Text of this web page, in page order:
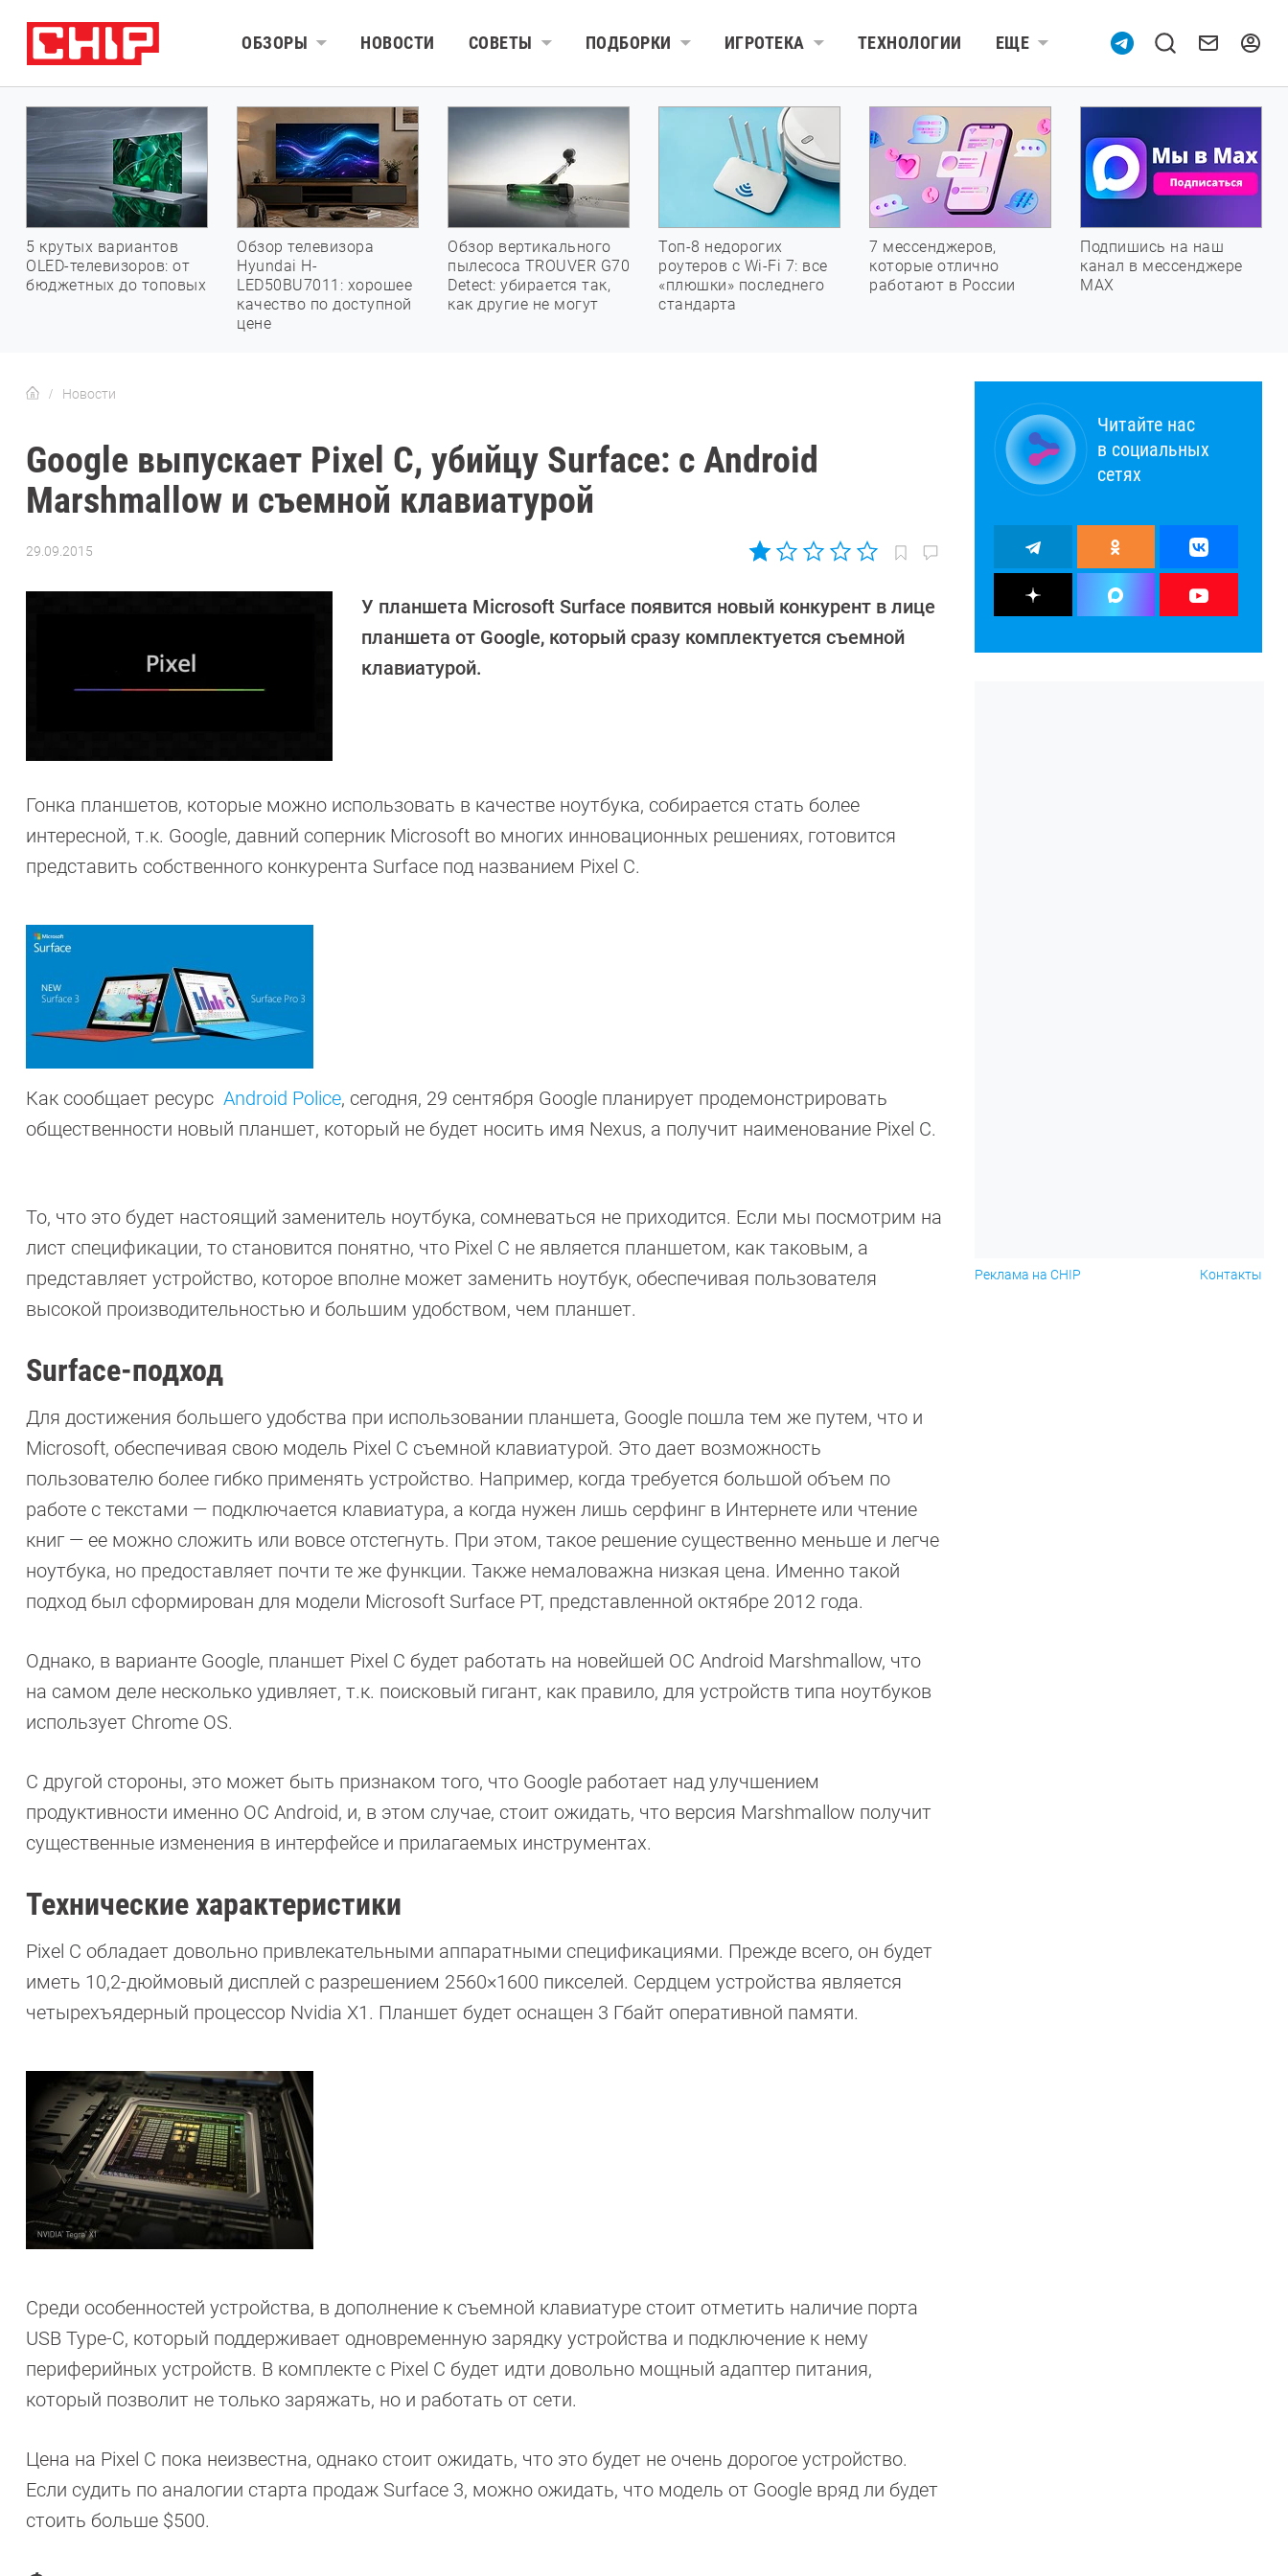
ОБЗОРЫ НОВОСТИ СОВЕТЫ ПОДБОРКИ ИГРОТЕКА ТЕХНОЛОГИИ ЕЩЕ
5 крутых вариантов
OLED-телевизоров: от
бюджетных до топовых
Обзор телевизора
Hyundai H-
LED50BU7011: хорошее
качество по доступной
цене
Обзор вертикального
пылесоса TROUVER G70
Detect: убирается так,
как другие не могут
Топ-8 недорогих
роутеров с Wi-Fi 7: все
«плюшки» последнего
стандарта
7 мессенджеров,
которые отлично
работают в России
Подпишись на наш
канал в мессенджере
МАХ
Новости
Google выпускает Pixel C, убийцу Surface: с Android
Marshmallow и съемной клавиатурой
29.09.2015
У планшета Microsoft Surface появится новый конкурент в лице
планшета от Google, который сразу комплектуется съемной
клавиатурой.
Гонка планшетов, которые можно использовать в качестве ноутбука, собирается стать более
интересной, т.к. Google, давний соперник Microsoft во многих инновационных решениях, готовится
представить собственного конкурента Surface под названием Pixel С.
Как сообщает ресурс Android Police, сегодня, 29 сентября Google планирует продемонстрировать
общественности новый планшет, который не будет носить имя Nexus, а получит наименование Pixel C.
То, что это будет настоящий заменитель ноутбука, сомневаться не приходится. Если мы посмотрим на
лист спецификации, то становится понятно, что Pixel С не является планшетом, как таковым, а
представляет устройство, которое вполне может заменить ноутбук, обеспечивая пользователя
высокой производительностью и большим удобством, чем планшет.
Surface-подход
Для достижения большего удобства при использовании планшета, Google пошла тем же путем, что и
Microsoft, обеспечивая свою модель Pixel С съемной клавиатурой. Это дает возможность
пользователю более гибко применять устройство. Например, когда требуется большой объем по
работе с текстами — подключается клавиатура, а когда нужен лишь серфинг в Интернете или чтение
книг — ее можно сложить или вовсе отстегнуть. При этом, такое решение существенно меньше и легче
ноутбука, но предоставляет почти те же функции. Также немаловажна низкая цена. Именно такой
подход был сформирован для модели Microsoft Surface РТ, представленной октябре 2012 года.
Однако, в варианте Google, планшет Pixel С будет работать на новейшей ОС Android Marshmallow, что
на самом деле несколько удивляет, т.к. поисковый гигант, как правило, для устройств типа ноутбуков
использует Chrome OS.
С другой стороны, это может быть признаком того, что Google работает над улучшением
продуктивности именно ОС Android, и, в этом случае, стоит ожидать, что версия Marshmallow получит
существенные изменения в интерфейсе и прилагаемых инструментах.
Технические характеристики
Pixel С обладает довольно привлекательными аппаратными спецификациями. Прежде всего, он будет
иметь 10,2-дюймовый дисплей с разрешением 2560×1600 пикселей. Сердцем устройства является
четырехъядерный процессор Nvidia X1. Планшет будет оснащен 3 Гбайт оперативной памяти.
Среди особенностей устройства, в дополнение к съемной клавиатуре стоит отметить наличие порта
USB Type-C, который поддерживает одновременную зарядку устройства и подключение к нему
периферийных устройств. В комплекте с Pixel С будет идти довольно мощный адаптер питания,
который позволит не только заряжать, но и работать от сети.
Цена на Pixel С пока неизвестна, однако стоит ожидать, что это будет не очень дорогое устройство.
Если судить по аналогии старта продаж Surface 3, можно ожидать, что модель от Google вряд ли будет
стоить больше $500.
Читайте нас
в социальных
сетях
Реклама на CHIP Контакты